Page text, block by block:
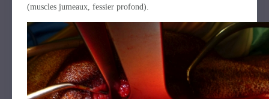
(muscles jumeaux, fessier profond).